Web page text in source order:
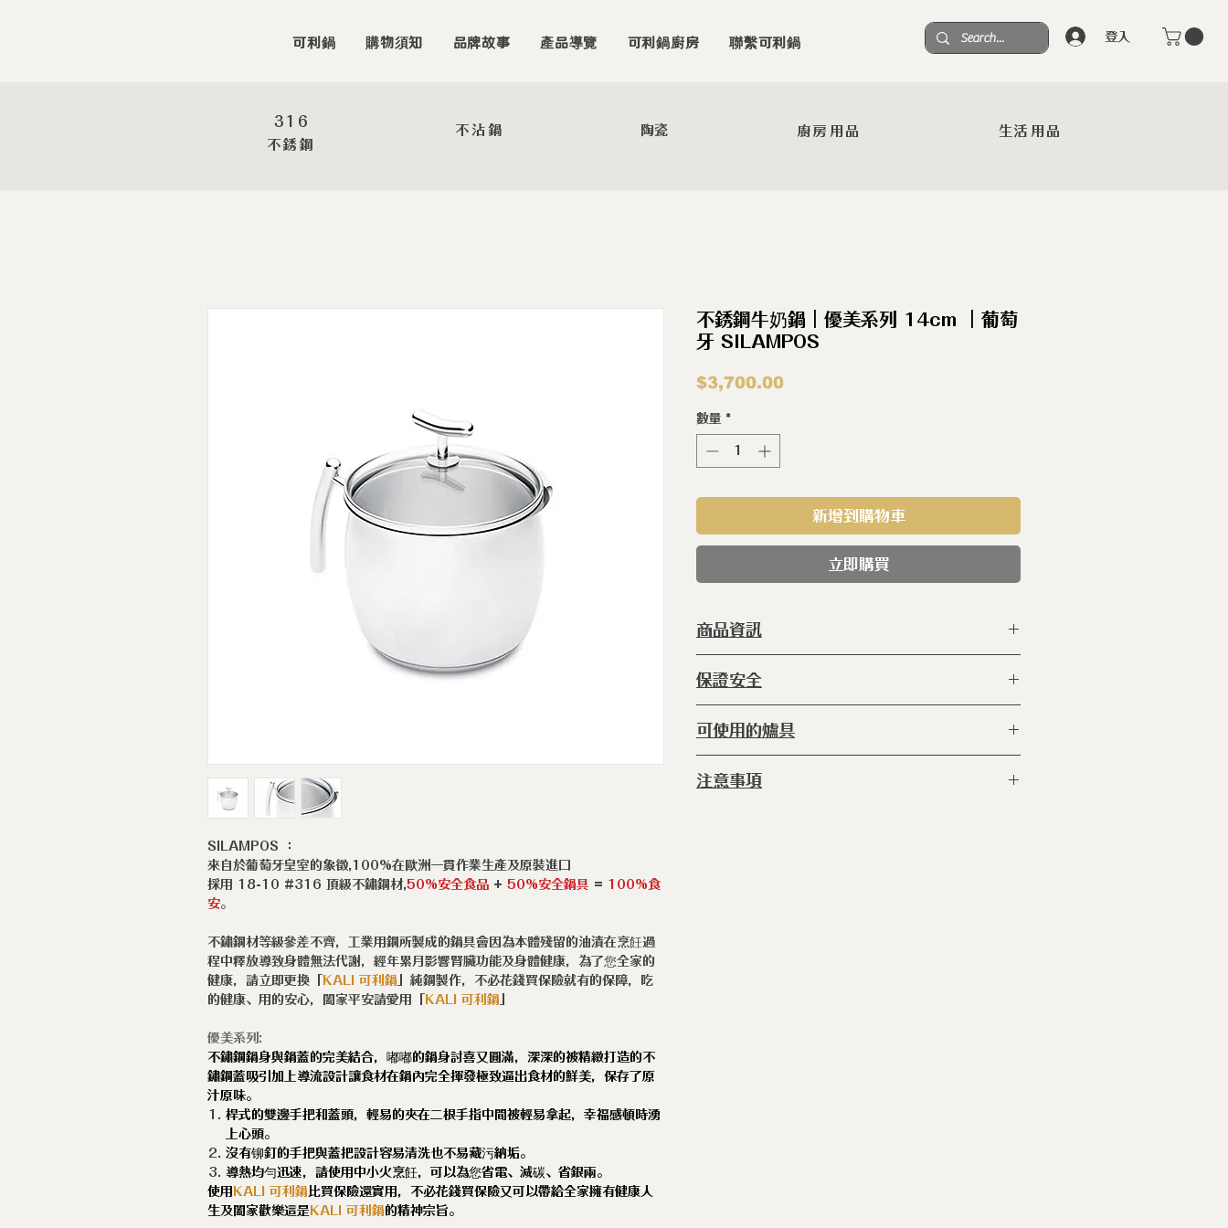
登入
可利鍋 購物須知 品牌故事 產品導覽 可利鍋廚房 聯繫可利鍋
SILAMPOS ：
來自於葡萄牙皇室的象徵,100%在歐洲一貫作業生產及原裝進口
採用 18-10 #316 頂級不鏽鋼材,50%安全食品 + 50%安全鍋具 = 100%食
安。
不鏽鋼材等級參差不齊，工業用鋼所製成的鍋具會因為本體殘留的油漬在烹飪過
程中釋放導致身體無法代謝，經年累月影響腎臟功能及身體健康，為了您全家的
健康，請立即更換「
KALI 可利鍋 」純鋼製作，不必花錢買保險就有的保障，吃
的健康、用的安心，闔家平安請愛用「
KALI 可利鍋
優美系列:
不鏽鋼鍋身與鍋蓋的完美結合，嘟嘟的鍋身討喜又圓滿，深深的被精緻打造的不
鏽鋼蓋吸引加上導流設計讓食材在鍋內完全揮發極致逼出食材的鮮美，保存了原
汁原味。
桿式的雙邊手把和蓋頭，輕易的夾在二根手指中間被輕易拿起，幸福感頓時湧
上心頭。
沒有铆釘的手把與蓋把設計容易清洗也不易藏污納垢。
導熱均勻迅速，請使用中小火烹飪，可以為您省電、減碳、省銀兩。
使用 KALI 可利鍋 比買保險還實用，不必花錢買保險又可以帶給全家擁有健康人
生及闔家歡樂這是 KALI 可利鍋 的精神宗旨。
不銹鋼牛奶鍋｜優美系列 14cm ｜葡萄
牙 SILAMPOS
$3,700.00價
數量 *
新增到購物車
立即購買
商品資訊
種 類 ：
系 列 ：優美
等 級 ：316 食用級不鏽鋼
鍋 體 ：純鋼
尺 寸 ：
保證安全
◆本產品完全不含
◆本產品完全不含 PFOS
可使用的爐具
爐 ◆瓦斯爐
注意事項
316
​不銹鋼
陶瓷
不沾鍋 廚房用品 生活用品